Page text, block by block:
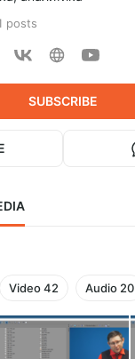
posts
SUBSCRIBE
Video42 Audio 20